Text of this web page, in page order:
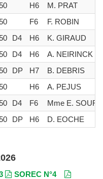
H6
M. PRAT
F6
F. ROBIN
D4 H6
K. GIRAUD
D4 H6
A. NEIRINCK
DP H7
B. DEBRIS
H6
A. PEJUS
D4 F6
Mme E.
DP H6 D. EOCHE
SOREC N°4